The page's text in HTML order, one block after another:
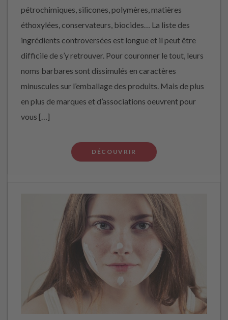
pétrochimiques, silicones, polymères, matières
éthoxylées, conservateurs, biocides… La liste des
ingrédients controversées est longue et il peut être
difficile de s’y retrouver. Pour couronner le tout, leurs
noms barbares sont dissimulés en caractères
minuscules sur l’emballage des produits. Mais de plus
en plus de marques et d’associations oeuvrent pour
vous […]
DÉCOUVRIR